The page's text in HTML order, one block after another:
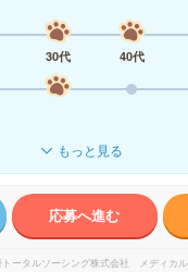
30代 40代
もっと見る
応募へ進む
トータルソーシング株式会社 メディカ